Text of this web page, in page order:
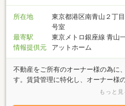
所在地
東京都港区南青山２丁
号室
最寄駅
東京メトロ銀座線 青山
情報提供元
アットホーム
不動産をご所有のオーナー様の為に
す。賃貸管理に特化し、オーナー様
下記のようなお悩み、ご不安、ご心
もっと見